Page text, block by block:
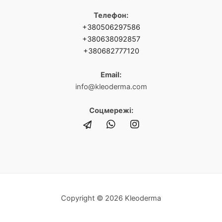
Телефон:
+380506297586
+380638092857
+380682777120
Email:
info@kleoderma.com
Соцмережі:
Copyright © 2026 Kleoderma